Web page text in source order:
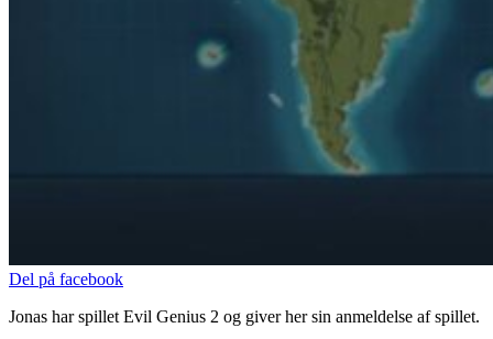
Del på facebook
Jonas har spillet Evil Genius 2 og giver her sin anmeldelse af spillet.